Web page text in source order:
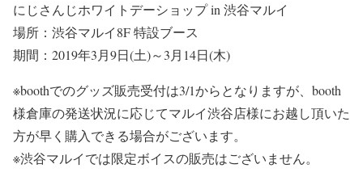
にじさんじホワイトデーショップ in 渋谷マルイ
場所：渋谷マルイ8F 特設ブース
期間：2019年3月9日(土)～3月14日(木)
※boothでのグッズ販売受付は3/1からとなりますが、booth
様倉庫の発送状況に応じてマルイ渋谷店様にお越し頂いた
方が早く購入できる場合がございます。
※渋谷マルイでは限定ボイスの販売はございません。